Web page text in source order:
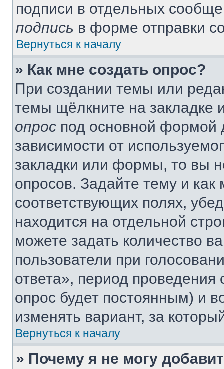
подписи в отдельных
подпись в форме отправки
Вернуться к началу
» Как мне создать опрос?
При создании темы или
темы щёлкните на
опрос под основной формой
зависимости от
закладки или формы, то вы
опросов. Задайте тему и
соответствующих полях,
находится на отдельной
можете задать количество
пользователи при
ответа», период проведения
опрос будет постоянным) и
изменять вариант, за
Вернуться к началу
» Почему я не могу